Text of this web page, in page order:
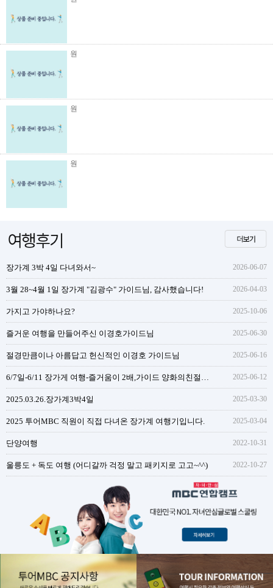
원
원
원
장가계 3박 4일 다녀와서~ 2026-06-07
3월 28~4월 1일 장가계 "김광수" 가이드님, 감사했습니다! 2026-04-03
가지고 가야하나요? 2025-10-06
즐거운 여행을 만들어주신 이경호가이드님 2025-06-30
절경만큼이나 아름답고 헌신적인 이경호 가이드님 2025-06-16
2025-06-12
2025.03.26.장가계3박4일 2025-03-30
2025 투어MBC 직원이 직접 다녀온 장가계 여행기입니다. 2025-03-04
단양여행 2022-10-31
울릉도 + 독도 여행 (어디갈까 걱정 말고 패키지로 고고~^^) 2022-10-27